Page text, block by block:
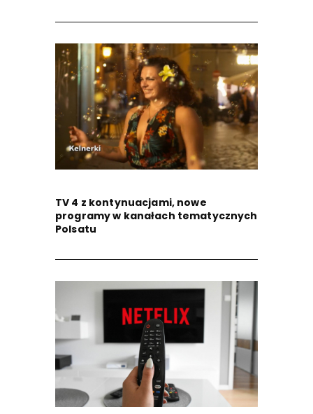
TV 4 z kontynuacjami, nowe
programy w kanałach tematycznych
Polsatu